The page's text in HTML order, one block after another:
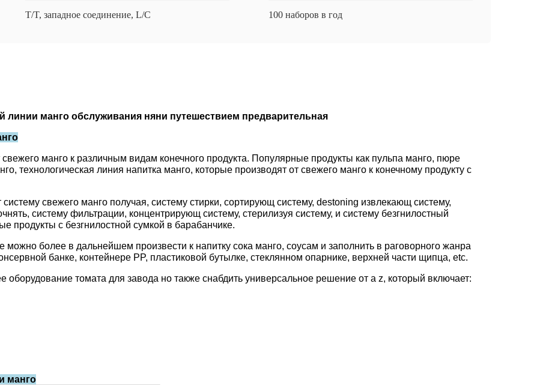
T/T, западное соединение, L/C 100 наборов в год
линии манго обслуживания няни путешествием предварительная
манго к различным видам конечного продукта. Популярные продукты как пульпа манго, пюре
технологическая линия напитка манго, которые производят от свежего манго к конечному продукту с
свежего манго получая, систему стирки, сортирующ систему, destoning извлекающ систему,
систему фильтрации, концентрирующ систему, стерилизуя систему, и систему безгнилостный
продукты с безгнилостной сумкой в барабанчике.
можно более в дальнейшем произвести к напитку сока манго, соусам и заполнить в раговорного жанра
банке, контейнере PP, пластиковой бутылке, стеклянном опарнике, верхней части щипца, etc.
томата для завода но также снабдить универсальное решение от a z, который включает:
манго